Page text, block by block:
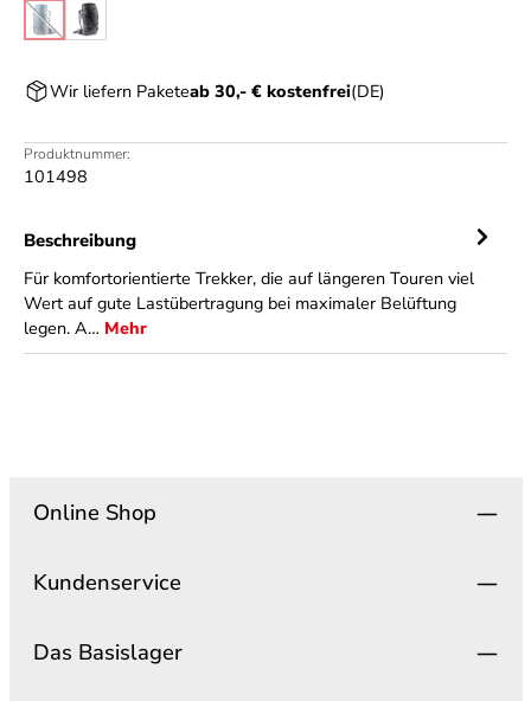
atlantic/ink
(Diese Option ist zurzeit nicht verfügbar.)
black/graphite
Wir liefern Paketeab 30,- € kostenfrei(DE)
Produktnummer:
101498
Beschreibung
Für komfortorientierte Trekker, die auf längeren Touren viel
Wert auf gute Lastübertragung bei maximaler Belüftung
legen. A… Mehr
Online Shop
Kundenservice
Das Basislager